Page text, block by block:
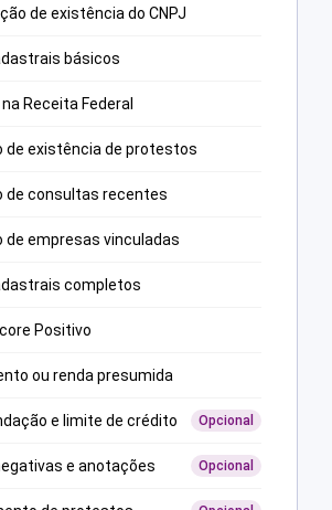
de existência do CNPJ
básicos
Receita Federal
de existência de protestos
de consultas recentes
de empresas vinculadas
completos
Positivo
ou renda presumida
e limite de crédito Opcional
e anotações Opcional